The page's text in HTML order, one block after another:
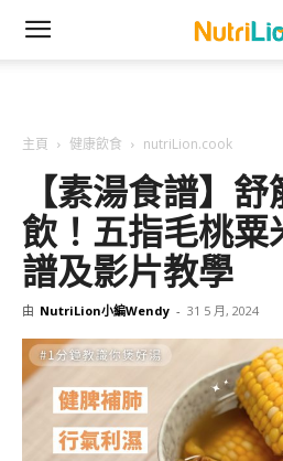
主頁 健康飲食 nutriLion.cook
【素湯食譜】
飲！五指毛桃粟
譜及影片教學
由 NutriLion小編Wendy - 31 5 月, 2024